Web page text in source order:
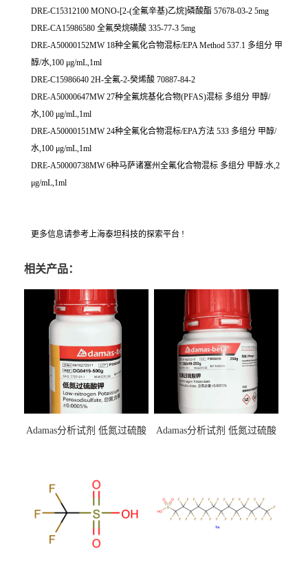
DRE-C15312100 MONO-[2-(全氟辛基)乙烷]磷酸酯 57678-03-2 5mg
DRE-CA15986580 全氟癸烷磺酸 335-77-3 5mg
DRE-A50000152MW 18种全氟化合物混标/EPA Method 537.1 多组分 甲
醇/水,100 μg/mL,1ml
DRE-C15986640 2H-全氟-2-癸烯酸 70887-84-2
DRE-A50000647MW 27种全氟烷基化合物(PFAS)混标 多组分 甲醇/
水,100 μg/mL,1ml
DRE-A50000151MW 24种全氟化合物混标/EPA方法 533 多组分 甲醇/
水,100 μg/mL,1ml
DRE-A50000738MW 6种马萨诸塞州全氟化合物混标 多组分 甲醇:水,2
μg/mL,1ml
更多信息请参考上海泰坦科技的探索平台 !
相关产品：
Adamas分析试剂 低氮过硫酸
（泰坦现货供应）
Adamas分析试剂 低氮过硫酸